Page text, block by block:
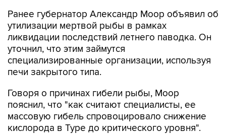
Ранее губернатор Александр Моор объявил об
утилизации мертвой рыбы в рамках
ликвидации последствий летнего паводка. Он
уточнил, что этим займутся
специализированные организации, используя
печи закрытого типа.
Говоря о причинах гибели рыбы, Моор
пояснил, что "как считают специалисты, ее
массовую гибель спровоцировало снижение
кислорода в Туре до критического уровня".